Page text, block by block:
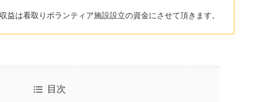
益は看取りボランティア施設設立の資金にさせて頂きます。
目次